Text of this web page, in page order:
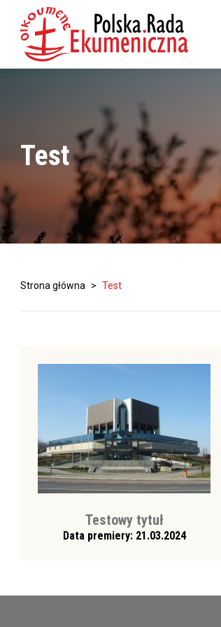
Test
Strona główna > Test
Testowy tytuł
Data premiery: 21.03.2024